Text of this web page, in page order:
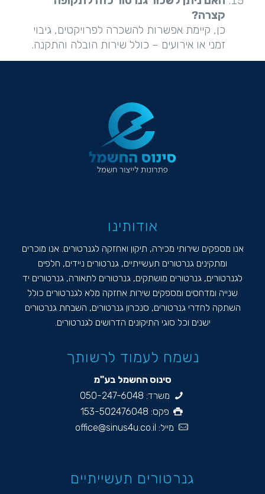
קצרה?
כן, קיימת אפשרות להשכרה לפרויקטים, גיבוי
זמני או אירועים – כולל שירות הובלה והתקנה.
אודותינו
אנו מספקים שירותי מכירה, תיקון ואחזקה לגנרטורים. אנו מוכרים
ומתקינים גנרטורים תעשייתיים, גנרטורים ניידים, חלפים
לגנרטורים, גנרטורים מושתקים, גנרטורים לתאורה, גנרטורים יד
שנייה ומדחסים ומספקים שירות אחזקה מלא לגנרטורים כולל
השתקה לחדרי גנרטורים, סנכרון גנרטורים, השבחת גנרטורים
ישנים וכל סוגי התיקונים הדרושים לגנרטורים.
נשמח לעמוד לרשותך
סינוס החשמל בע"מ
משרד: 050-247-6048
פקס: 153-502476048
מייל: office@sinus4u.co.il
גנרטורים תעשייתיים